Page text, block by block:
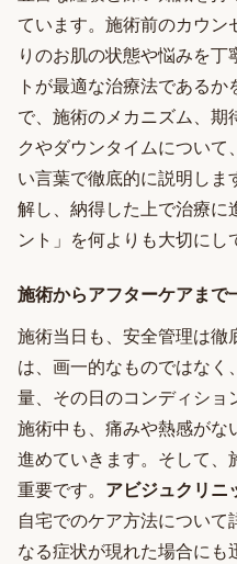
ています。施術前のカウン
りのお肌の状態や悩みを
トが最適な治療法である
で、施術のメカニズム、期
クやダウンタイムについ
い言葉で徹底的に説明し
解し、納得した上で治療に
ント」を何よりも大切にし
施術からアフターケアまで
施術当日も、安全管理は徹
は、画一的なものではな
量、その日のコンディショ
施術中も、痛みや熱感がな
進めていきます。そして、
重要です。 アビジュクリニ
自宅でのケア方法につい
なる症状が現れた場合に